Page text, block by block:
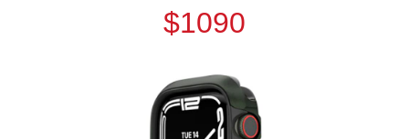
保護殼 保護套 軍規防摔 防摔防撞
$1090